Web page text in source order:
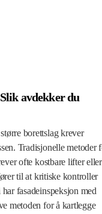
avdekker du
borettslag krever
Tradisjonelle metoder
ofte kostbare lifter eller
til at kritiske kontroller
fasadeinspeksjon med
metoden for å kartlegge